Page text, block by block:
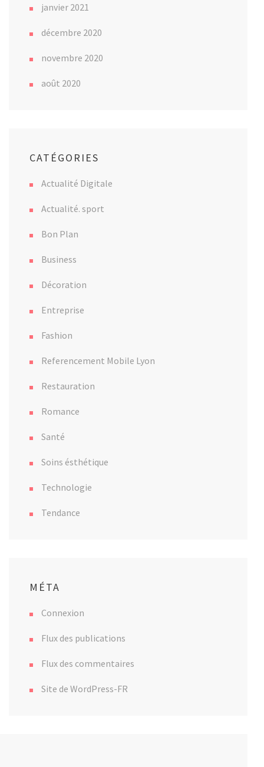
janvier 2021
décembre 2020
novembre 2020
août 2020
CATÉGORIES
Actualité Digitale
Actualité. sport
Bon Plan
Business
Décoration
Entreprise
Fashion
Referencement Mobile Lyon
Restauration
Romance
Santé
Soins ésthétique
Technologie
Tendance
MÉTA
Connexion
Flux des publications
Flux des commentaires
Site de WordPress-FR